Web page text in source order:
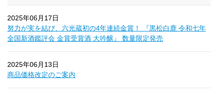
2025年06月17日
努力が実を結び、六光蔵初の4年連続金賞！ 『黒松白鹿 令和七年
全国新酒鑑評会 金賞受賞酒 大吟醸』 数量限定発売
2025年06月13日
商品価格改定のご案内